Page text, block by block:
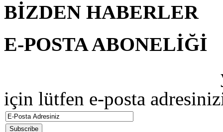
BİZDEN HABERLER
E-POSTA ABONELİĞİ
için lütfen e-posta